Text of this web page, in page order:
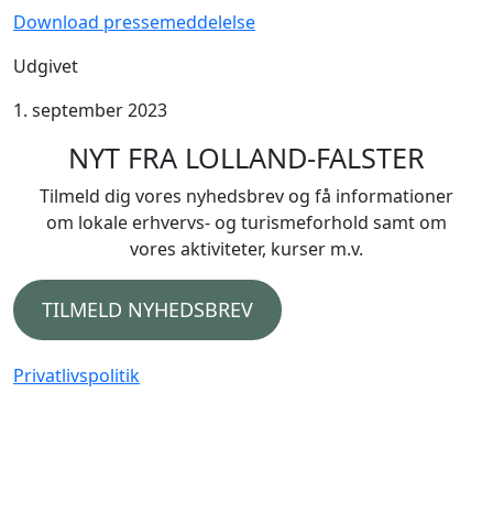
Download pressemeddelelse
Udgivet
1. september 2023
NYT FRA LOLLAND-FALSTER
Tilmeld dig vores nyhedsbrev og få informationer
om lokale erhvervs- og turismeforhold samt om
vores aktiviteter, kurser m.v.
TILMELD NYHEDSBREV
Privatlivspolitik